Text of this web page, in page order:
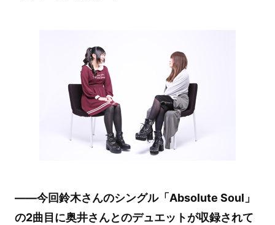
――今回鈴木さんのシングル「Absolute Soul」
の2曲目に奥井さんとのデュエットが収録されて